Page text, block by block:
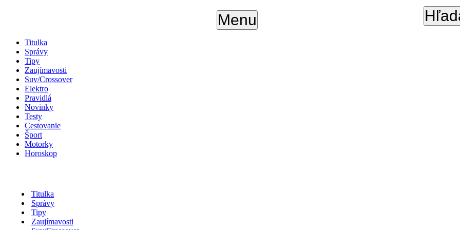
Menu
Titulka
Správy
Tipy
Zaujímavosti
Suv/Crossover
Elektro
Pravidlá
Novinky
Testy
Cestovanie
Šport
Motorky
Horoskop
Titulka
Správy
Tipy
Zaujímavosti